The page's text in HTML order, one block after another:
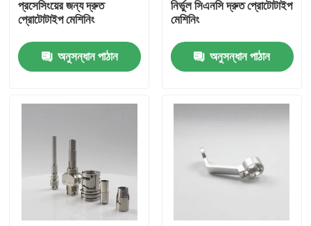
কারখানা ভ্রমণ
কাস্টম সিএনসি যন্ত্রাংশ
CNC মিলিং যন্ত্রাংশ
প্রসেসিংয়ের জন্য দ্রুত
প্রোটোটাইপ মেশিনিং
অনুসন্ধান পাঠান
নির্ভুল সিএনসি দ্রুত প্রোটোটাইপ
মেশিনিং
অনুসন্ধান পাঠান